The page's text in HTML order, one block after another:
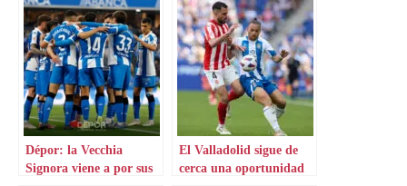
Dépor: la Vecchia
Signora viene a por sus
El Valladolid sigue de
cerca una oportunidad